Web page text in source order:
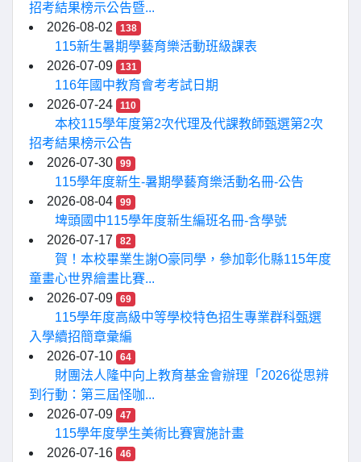
招考結果榜示公告暨...
2026-08-02
138
115新生暑期學藝育樂活動班級課表
2026-07-09
131
116年國中教育會考考試日期
2026-07-24
110
本校115學年度第2次代理及代課教師甄選第2次
招考結果榜示公告
2026-07-30
99
115學年度新生-暑期學藝育樂活動名冊-公告
2026-08-04
99
埤頭國中115學年度新生編班名冊-含學號
2026-07-17
82
賀！本校畢業生謝O豪同學，參加彰化縣115年度
童畫心世界繪畫比賽...
2026-07-09
69
115學年度高級中等學校特色招生專業群科甄選
入學續招簡章彙編
2026-07-10
64
財團法人隆中向上教育基金會辦理「2026從思辨
到行動：第三屆怪咖...
2026-07-09
47
115學年度學生美術比賽實施計畫
2026-07-16
46